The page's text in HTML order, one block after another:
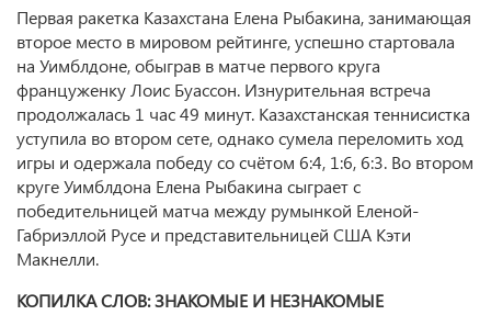
Первая ракетка Казахстана Елена Рыбакина, занимающая
второе место в мировом рейтинге, успешно стартовала
на Уимблдоне, обыграв в матче первого круга
француженку Лоис Буассон. Изнурительная встреча
продолжалась 1 час 49 минут. Казахстанская теннисистка
уступила во втором сете, однако сумела переломить ход
игры и одержала победу со счётом 6:4, 1:6, 6:3. Во втором
круге Уимблдона Елена Рыбакина сыграет с
победительницей матча между румынкой Еленой-
Габриэллой Русе и представительницей США Кэти
Макнелли.
КОПИЛКА СЛОВ: ЗНАКОМЫЕ И НЕЗНАКОМЫЕ